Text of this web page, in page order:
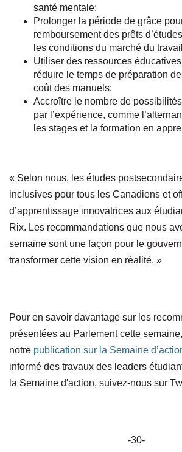
santé mentale;
Prolonger la période de grâce
remboursement des prêts
les conditions du marché du
Utiliser des ressources
réduire le temps de préparation
coût des manuels;
Accroître le nombre de
par l’expérience, comme
les stages et la formation en
« Selon nous, les études
inclusives pour tous les Canadiens et
d’apprentissage innovatrices aux
Rix. Les recommandations que nous
semaine sont une façon pour le
transformer cette vision en réalité. »
Pour en savoir davantage sur les
présentées au Parlement cette
notre publication sur la Semaine
informé des travaux des leaders
la Semaine d'action, suivez-nous sur
-30-